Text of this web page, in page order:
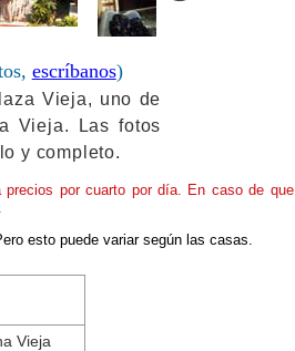
escríbanos)
Vieja, uno de
Vieja. Las fotos
y completo.
por cuarto por día. En caso de que
esto puede variar según las casas.
Vieja